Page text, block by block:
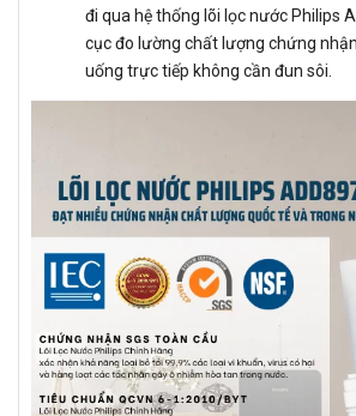
đi qua hệ thống lõi lọc nước Philips
cục đo lường chất lượng chứng
uống trực tiếp không cần đun sôi.